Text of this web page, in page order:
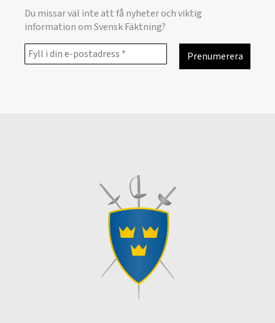
Du missar väl inte att få nyheter och viktig
information om Svensk Fäktning?